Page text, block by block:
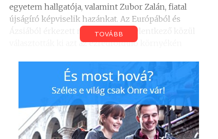
egyetem hallgatója, valamint Zubor Zalán, fiatal
újságíró képviselik hazánkat. Az Európából és
Ázsiából érkezett mintegy 5000 jelentkező közül
választották ki azt az ezredforduló környékén
képviseletében részt vehetnek a négy esztendeje
életre hívott programon.
TOVÁBB